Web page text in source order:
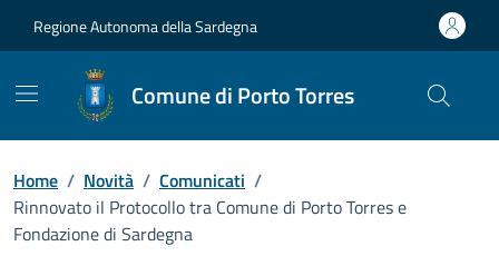
Regione Autonoma della Sardegna
Comune di Porto Torres
Home / Novità / Comunicati /
Rinnovato il Protocollo tra Comune di Porto Torres e
Fondazione di Sardegna